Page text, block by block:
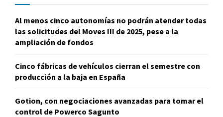
Al menos cinco autonomías no podrán atender todas
las solicitudes del Moves III de 2025, pese a la
ampliación de fondos
Cinco fábricas de vehículos cierran el semestre con
producción a la baja en España
Gotion, con negociaciones avanzadas para tomar el
control de Powerco Sagunto